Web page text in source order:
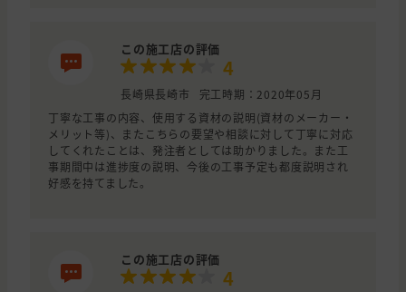
この施工店の評価
4
長崎県長崎市
完工時期：2020年05月
丁寧な工事の内容、使用する資材の説明(資材のメーカー・
メリット等)、またこちらの要望や相談に対して丁寧に対応
してくれたことは、発注者としては助かりました。また工
事期間中は進捗度の説明、今後の工事予定も都度説明され
好感を持てました。
この施工店の評価
4